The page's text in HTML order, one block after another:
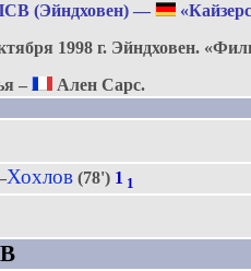
(Эйндховен)—
1998 г. Эйндховен.
–
Ален Сарс.
Хохлов(78') 1 1